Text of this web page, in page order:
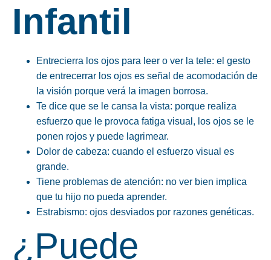
Infantil
Entrecierra los ojos para leer o ver la tele: el gesto
de entrecerrar los ojos es señal de acomodación de
la visión porque verá la imagen borrosa.
Te dice que se le cansa la vista: porque realiza
esfuerzo que le provoca fatiga visual, los ojos se le
ponen rojos y puede lagrimear.
Dolor de cabeza: cuando el esfuerzo visual es
grande.
Tiene problemas de atención: no ver bien implica
que tu hijo no pueda aprender.
Estrabismo: ojos desviados por razones genéticas.
¿Puede